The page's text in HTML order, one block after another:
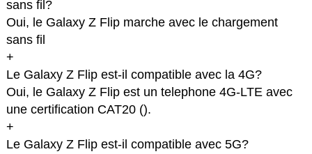
sans fil?
Oui, le Galaxy Z Flip marche avec le chargement
sans fil
+
Le Galaxy Z Flip est-il compatible avec la 4G?
Oui, le Galaxy Z Flip est un telephone 4G-LTE avec
une certification CAT20 ().
+
Le Galaxy Z Flip est-il compatible avec 5G?